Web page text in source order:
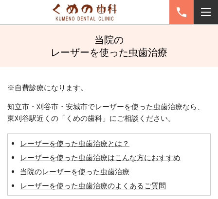
当院の
レーザーを使った虫歯治療
※自費診療になります。
知立市・刈谷市・安城市でレーザーを使った虫歯治療なら、
東刈谷駅近くの「くめの歯科」にご相談ください。
レーザーを使った虫歯治療とは？
レーザーを使った虫歯治療はこんな方におすすめ
当院のレーザーを使った虫歯治療
レーザーを使った虫歯治療のよくあるご質問